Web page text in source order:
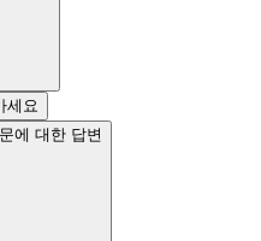
세요
에 대한 답변